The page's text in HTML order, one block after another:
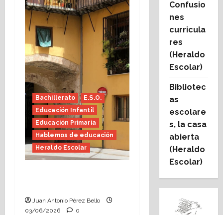
Bachillerato
E.S.O.
Educación Infantil
Educación Primaria
Hablemos de educación
Heraldo Escolar
Juan Antonio Pérez Bello
03/06/2026
0
Confusio
nes
curricula
res
(Heraldo
Escolar)
Bibliotec
as
escolare
s, la casa
abierta
(Heraldo
Escolar)